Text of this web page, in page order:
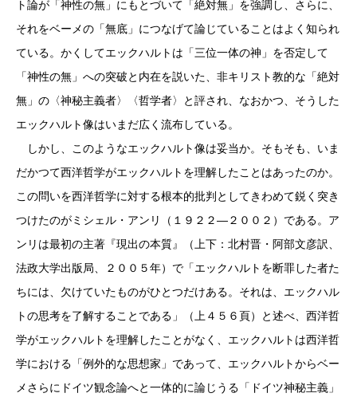
ト論が「神性の無」にもとづいて「絶対無」を強調し、さらに、
それをベーメの「無底」につなげて論じていることはよく知られ
ている。かくしてエックハルトは「三位一体の神」を否定して
「神性の無」への突破と内在を説いた、非キリスト教的な「絶対
無」の〈神秘主義者〉〈哲学者〉と評され、なおかつ、そうした
エックハルト像はいまだ広く流布している。
しかし、このようなエックハルト像は妥当か。そもそも、いま
だかつて西洋哲学がエックハルトを理解したことはあったのか。
この問いを西洋哲学に対する根本的批判としてきわめて鋭く突き
つけたのがミシェル・アンリ（１９２２―２００２）である。ア
ンリは最初の主著『現出の本質』（上下：北村晋・阿部文彦訳、
法政大学出版局、２００５年）で「エックハルトを断罪した者た
ちには、欠けていたものがひとつだけある。それは、エックハル
トの思考を了解することである」（上４５６頁）と述べ、西洋哲
学がエックハルトを理解したことがなく、エックハルトは西洋哲
学における「例外的な思想家」であって、エックハルトからベー
メさらにドイツ観念論へと一体的に論じうる「ドイツ神秘主義」